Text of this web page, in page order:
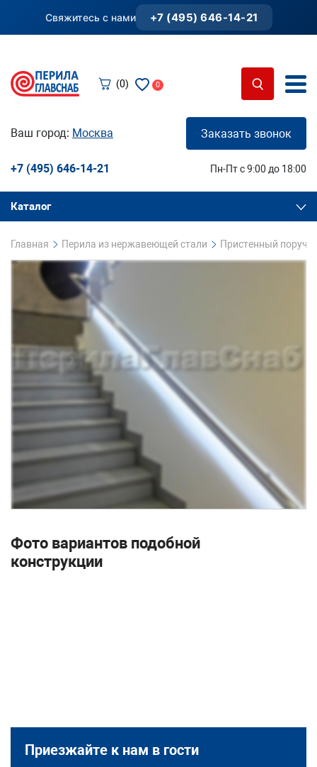
Свяжитесь с нами +7 (495) 646-14-21
(0) 0
Ваш город: Москва Заказать звонок
+7 (495) 646-14-21 Пн-Пт с 9:00 до 18:00
Каталог
Главная Перила из нержавеющей стали Пристенный
Фото вариантов подобной
конструкции
Приезжайте к нам в гости